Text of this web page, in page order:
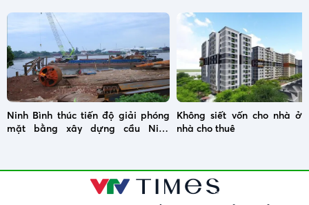
Ninh Bình thúc tiến độ giải phóng
mặt bằng xây dựng cầu Ninh
Không siết vốn cho nhà ở
nhà cho thuê